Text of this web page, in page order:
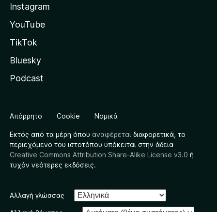
Instagram
YouTube
TikTok
Bluesky
Podcast
Απόρρητο Cookie Νομικά
Εκτός από τα μέρη όπου αναφέρεται διαφορετικά, το
περιεχόμενο του ιστοτόπου υπόκειται στην άδεια
Creative Commons Attribution Share-Alike License v3.0 ή
τυχόν νεότερες εκδόσεις.
Αλλαγή γλώσσας